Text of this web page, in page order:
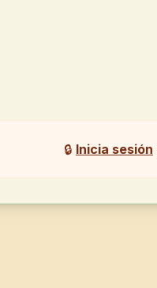
🔒 Inicia sesión